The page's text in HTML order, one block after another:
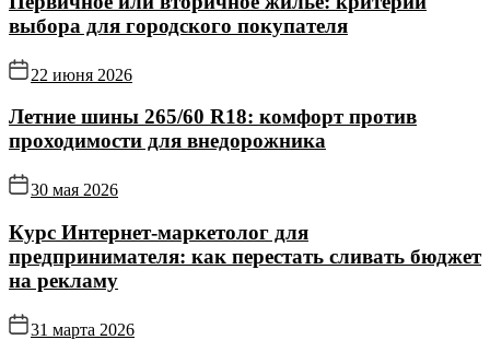
выбора для городского покупателя
22 июня 2026
Летние шины 265/60 R18: комфорт против
проходимости для внедорожника
30 мая 2026
Курс Интернет‑маркетолог для
предпринимателя: как перестать сливать бюджет
на рекламу
31 марта 2026